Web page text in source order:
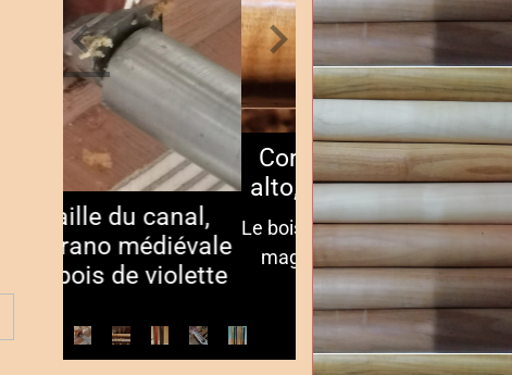
Corps de Ganassi
alto, à peine tourné
Le bois ondé, c'est toujours
magnifique! Ici du buis
ondé...